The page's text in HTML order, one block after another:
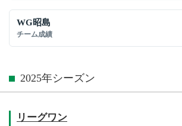
WG昭島
チーム成績
2025年シーズン
リーグワン